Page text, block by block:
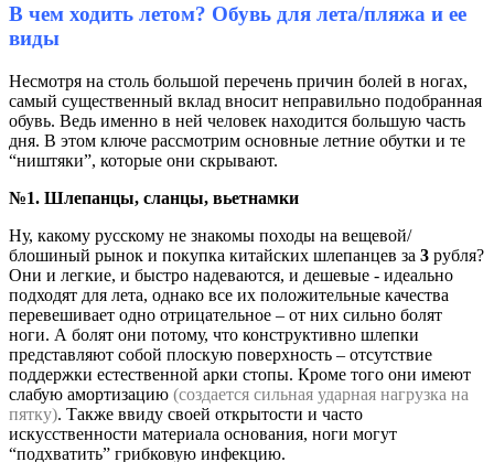
В чем ходить летом? Обувь для лета/пляжа и ее
виды
Несмотря на столь большой перечень причин болей в ногах,
самый существенный вклад вносит неправильно подобранная
обувь. Ведь именно в ней человек находится большую часть
дня. В этом ключе рассмотрим основные летние обутки и те
“ништяки”, которые они скрывают.
№1. Шлепанцы, сланцы, вьетнамки
Ну, какому русскому не знакомы походы на вещевой/
блошиный рынок и покупка китайских шлепанцев за 3 рубля?
Они и легкие, и быстро надеваются, и дешевые - идеально
подходят для лета, однако все их положительные качества
перевешивает одно отрицательное – от них сильно болят
ноги. А болят они потому, что конструктивно шлепки
представляют собой плоскую поверхность – отсутствие
поддержки естественной арки стопы. Кроме того они имеют
слабую амортизацию (создается сильная ударная нагрузка на
пятку). Также ввиду своей открытости и часто
искусственности материала основания, ноги могут
“подхватить” грибковую инфекцию.